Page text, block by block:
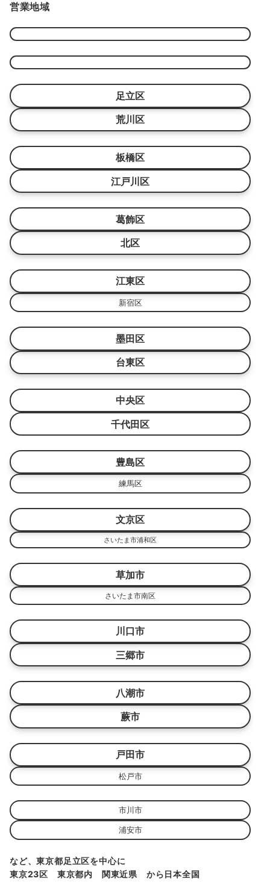
リ
営業地域
足立区
荒川区
板橋区
江戸川区
葛飾区
北区
江東区
新宿区
墨田区
台東区
中央区
千代田区
豊島区
練馬区
文京区
さいたま市浦和区
草加市
さいたま市南区
川口市
三郷市
八潮市
蕨市
戸田市
松戸市
市川市
浦安市
など、東京都足立区を中心に
東京23区 東京都内 関東近県 から日本全国